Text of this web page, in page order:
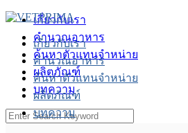
Skip
contentเกี่ยวกับเรา
คำนวณอาหาร
ค้นหาตัวแทนจำหน่าย
ผลิตภัณฑ์
บทความ
เกี่ยวกับเรา
คำนวณอาหาร
ค้นหาตัวแทนจำหน่าย
ผลิตภัณฑ์
บทความ
Search
for: